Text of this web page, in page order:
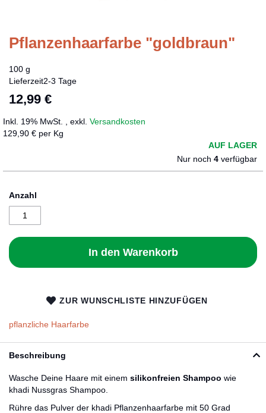
Pflanzenhaarfarbe "goldbraun"
100 g
Lieferzeit2-3 Tage
12,99 €
Inkl. 19% MwSt. exkl. Versandkosten
129,90 € per Kg
AUF LAGER
Nur noch 4 verfügbar
Anzahl
In den Warenkorb
ZUR WUNSCHLISTE HINZUFÜGEN
pflanzliche Haarfarbe
Zum
Bildergalerie
Beschreibung
Wasche Deine Haare mit einem silikonfreien Shampoo wie
khadi Nussgras Shampoo.
Rühre das Pulver der khadi Pflanzenhaarfarbe mit 50 Grad